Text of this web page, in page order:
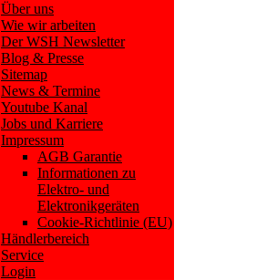
Über uns
Wie wir arbeiten
Der WSH Newsletter
Blog & Presse
Sitemap
News & Termine
Youtube Kanal
Jobs und Karriere
Impressum
AGB Garantie
Informationen zu
Elektro- und
Elektronikgeräten
Cookie-Richtlinie (EU)
Händlerbereich
Service
Login